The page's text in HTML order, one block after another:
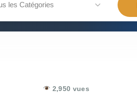
les Catégories
2,950 vues